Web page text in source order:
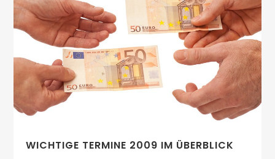
WICHTIGE TERMINE 2009 IM ÜBERBLICK